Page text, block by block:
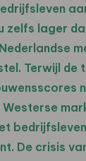
zelfs lager
Terwijl de
Westerse
De crisis